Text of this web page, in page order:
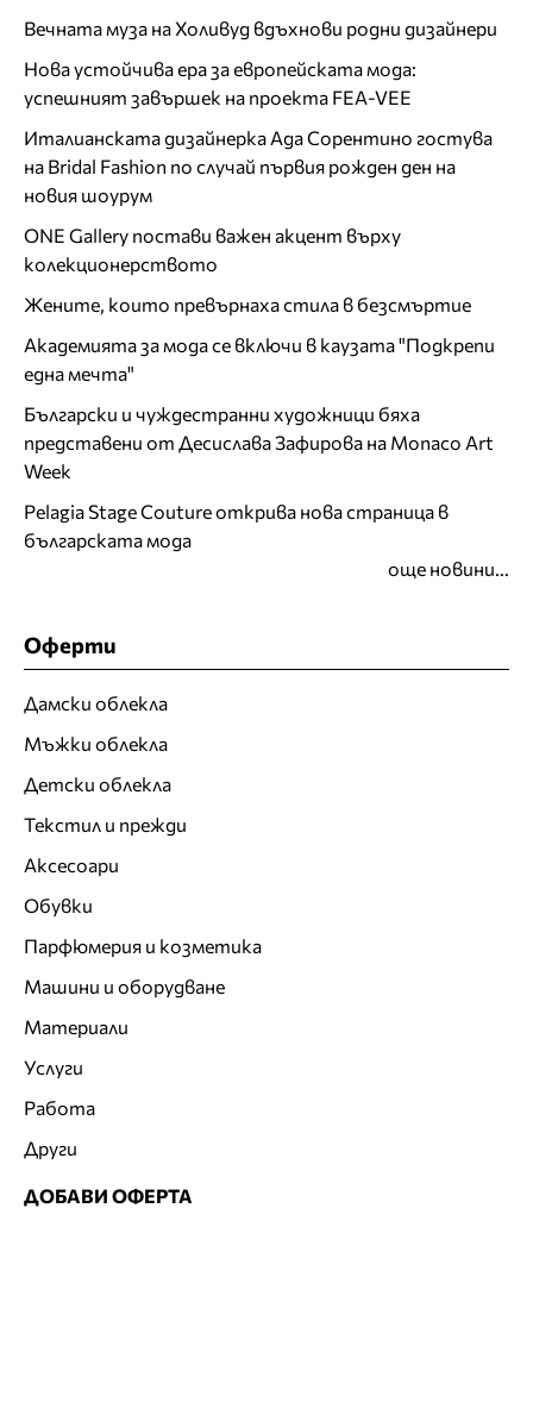
Вечната муза на Холивуд вдъхнови родни дизайнери
Нова устойчива ера за европейската мода:
успешният завършек на проекта FEA-VEE
Италианската дизайнерка Ада Сорентино гостува
на Bridal Fashion по случай първия рожден ден на
новия шоурум
ONE Gallery постави важен акцент върху
колекционерството
Жените, които превърнаха стила в безсмъртие
Академията за мода се включи в каузата "Подкрепи
една мечта"
Български и чуждестранни художници бяха
представени от Десислава Зафирова на Monaco Art
Week
Pelagia Stage Couture открива нова страница в
българската мода
още новини...
Оферти
Дамски облекла
Мъжки облекла
Детски облекла
Текстил и прежди
Аксесоари
Обувки
Парфюмерия и козметика
Машини и оборудване
Материали
Услуги
Работа
Други
ДОБАВИ ОФЕРТА